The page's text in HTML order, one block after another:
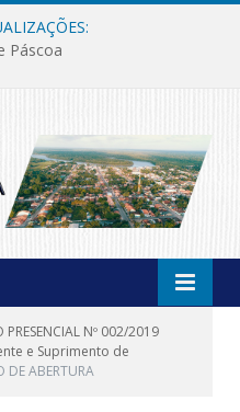
Páscoa
PRESENCIAL Nº 002/2019
e Suprimento de
DE ABERTURA